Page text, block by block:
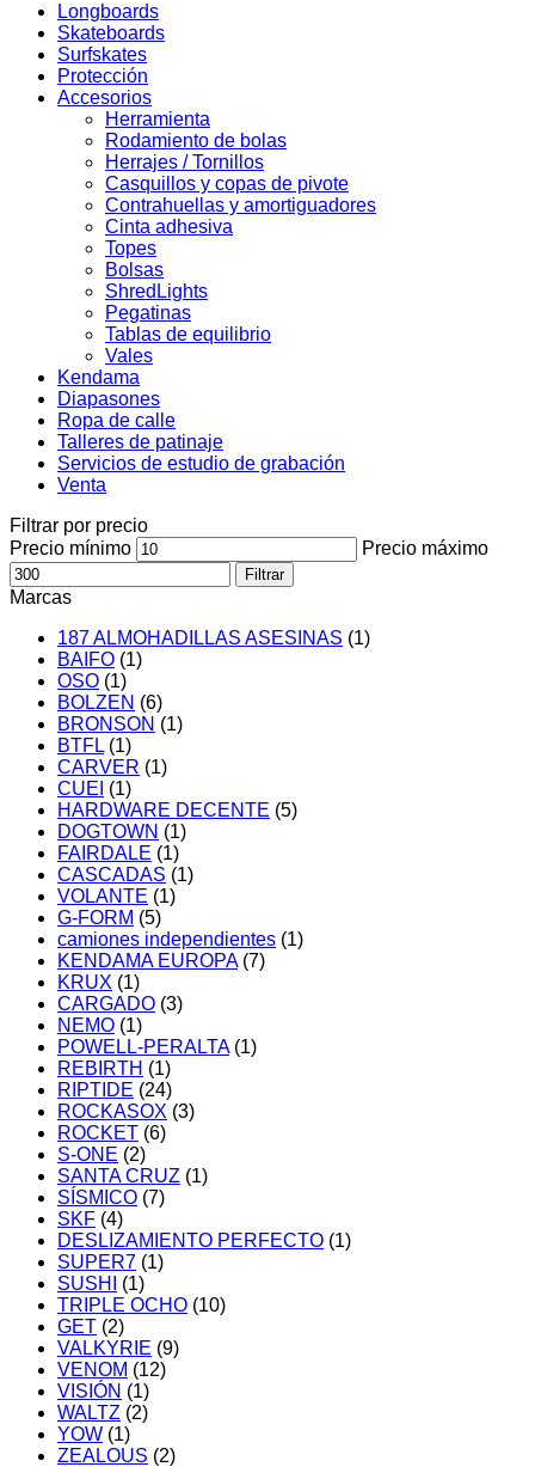
Longboards
Skateboards
Surfskates
Protección
Accesorios
Herramienta
Rodamiento de bolas
Herrajes / Tornillos
Casquillos y copas de pivote
Contrahuellas y amortiguadores
Cinta adhesiva
Topes
Bolsas
ShredLights
Pegatinas
Tablas de equilibrio
Vales
Kendama
Diapasones
Ropa de calle
Talleres de patinaje
Servicios de estudio de grabación
Venta
Filtrar por precio
Precio mínimo
Precio máximo
Filtrar
Marcas
187 ALMOHADILLAS ASESINAS (1)
BAIFO (1)
OSO (1)
BOLZEN (6)
BRONSON (1)
BTFL (1)
CARVER (1)
CUEI (1)
HARDWARE DECENTE (5)
DOGTOWN (1)
FAIRDALE (1)
CASCADAS (1)
VOLANTE (1)
G-FORM (5)
camiones independientes (1)
KENDAMA EUROPA (7)
KRUX (1)
CARGADO (3)
NEMO (1)
POWELL-PERALTA (1)
REBIRTH (1)
RIPTIDE (24)
ROCKASOX (3)
ROCKET (6)
S-ONE (2)
SANTA CRUZ (1)
SÍSMICO (7)
SKF (4)
DESLIZAMIENTO PERFECTO (1)
SUPER7 (1)
SUSHI
(1)
TRIPLE OCHO (10)
GET (2)
VALKYRIE (9)
VENOM (12)
VISIÓN (1)
WALTZ (2)
YOW (1)
ZEALOUS (2)